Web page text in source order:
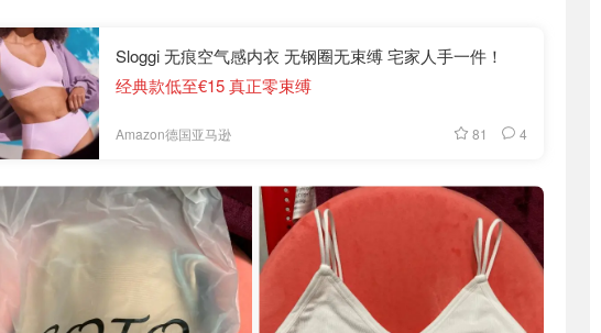
Sloggi 无痕空气感内衣 无钢圈无束缚 宅家人手一件！
经典款低至€15 真正零束缚
Amazon德国亚马逊 81 4